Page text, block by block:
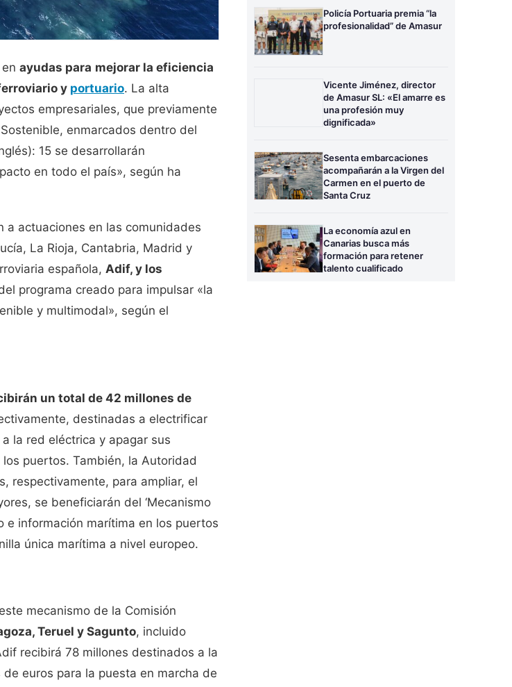
ayudas para mejorar la eficiencia
y portuario. La alta
empresariales, que previamente
enmarcados dentro del
15 se desarrollarán
en todo el país», según ha
actuaciones en las comunidades
La Rioja, Cantabria, Madrid y
española, Adif, y los
programa creado para impulsar «la
y multimodal», según el
un total de 42 millones de
destinadas a electrificar
la red eléctrica y apagar sus
puertos. También, la Autoridad
respectivamente, para ampliar, el
se beneficiarán del ‘Mecanismo
e información marítima en los puertos
única marítima a nivel europeo.
mecanismo de la Comisión
Teruel y Sagunto, incluido
recibirá 78 millones destinados a la
euros para la puesta en marcha de
Policía Portuaria premia “la
profesionalidad” de Amasur
Vicente Jiménez, director
de Amasur SL: «El amarre es
una profesión muy
dignificada»
Sesenta embarcaciones
acompañarán a la Virgen del
Carmen en el puerto de
Santa Cruz
La economía azul en
Canarias busca más
formación para retener
talento cualificado